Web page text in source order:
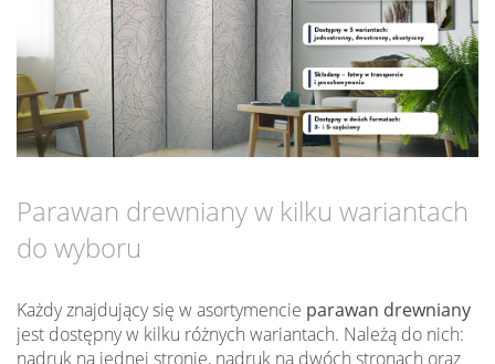
Parawan drewniany w kilku wariantach
do wyboru
Każdy znajdujący się w asortymencie parawan drewniany
jest dostępny w kilku różnych wariantach. Należą do nich:
nadruk na jednej stronie, nadruk na dwóch stronach oraz